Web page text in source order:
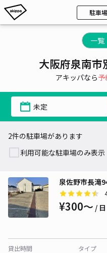
駐車
一覧
大阪府泉南市
アキッパなら予
未定
2件の駐車場があります
利用可能な駐車場のみ表示
泉佐野市長滝
¥300〜 / 日
貸出時間
タイプ